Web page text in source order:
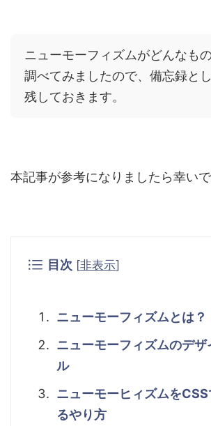
ニューモーフィズムがどんなも
調べてみましたので、備忘録と
残しておきます。
本記事が参考になりましたら幸いで
目次 [非表示]
ニューモーフィズムとは？
ニューモーフィズムのデザ
ル
ニューモーヒィズムを
るやり方